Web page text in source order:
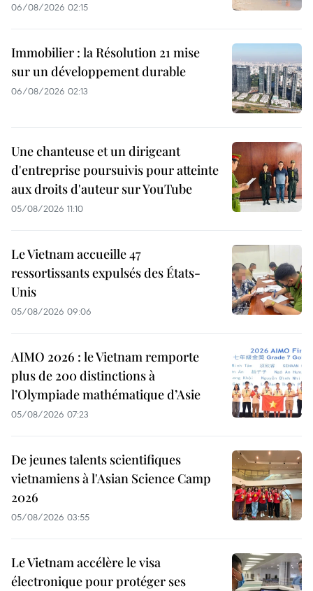
06/08/2026 02:15
Immobilier : la Résolution 21 mise
sur un développement durable
06/08/2026 02:13
Une chanteuse et un dirigeant
d'entreprise poursuivis pour atteinte
aux droits d'auteur sur YouTube
05/08/2026 11:10
Le Vietnam accueille 47
ressortissants expulsés des États-
Unis
05/08/2026 09:06
AIMO 2026 : le Vietnam remporte
plus de 200 distinctions à
l’Olympiade mathématique d’Asie
05/08/2026 07:23
De jeunes talents scientifiques
vietnamiens à l'Asian Science Camp
2026
05/08/2026 03:55
Le Vietnam accélère le visa
électronique pour protéger ses